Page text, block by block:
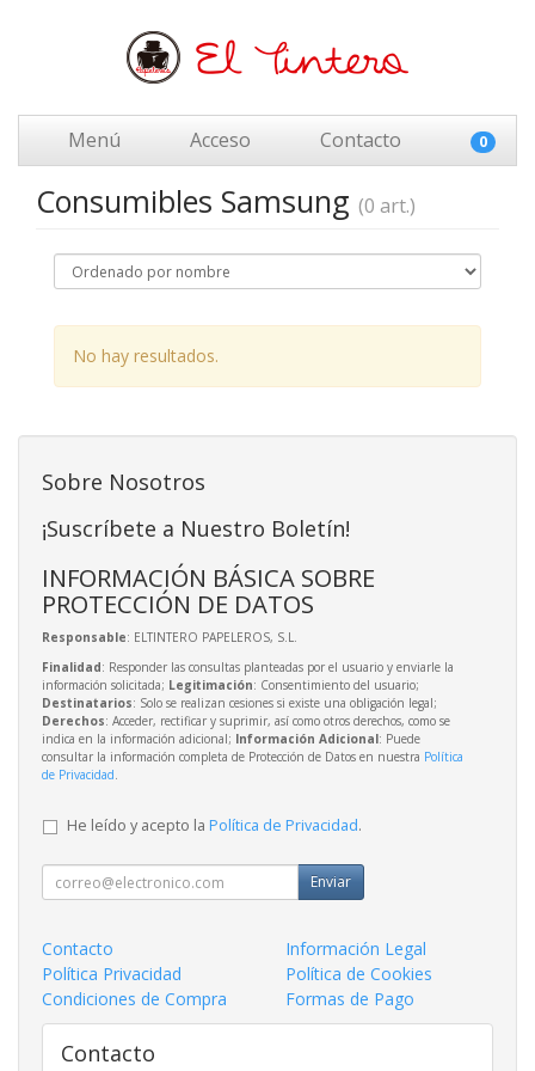
Menú Acceso Contacto 0
Consumibles Samsung (0 art.)
No hay resultados.
Sobre Nosotros
¡Suscríbete a Nuestro Boletín!
INFORMACIÓN BÁSICA SOBRE
PROTECCIÓN DE DATOS
Responsable: ELTINTERO PAPELEROS, S.L.
Finalidad: Responder las consultas planteadas por el usuario y enviarle la
información solicitada; Legitimación: Consentimiento del usuario;
Destinatarios: Solo se realizan cesiones si existe una obligación legal;
Derechos: Acceder, rectificar y suprimir, así como otros derechos, como se
indica en la información adicional; Información Adicional: Puede
consultar la información completa de Protección de Datos en nuestra Política
de Privacidad.
He leído y acepto la Política de Privacidad.
Enviar
Contacto
Información Legal
Política Privacidad
Política de Cookies
Condiciones de Compra
Formas de Pago
Contacto